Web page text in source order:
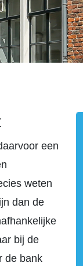
een
weten
dan de
bij de
de bank